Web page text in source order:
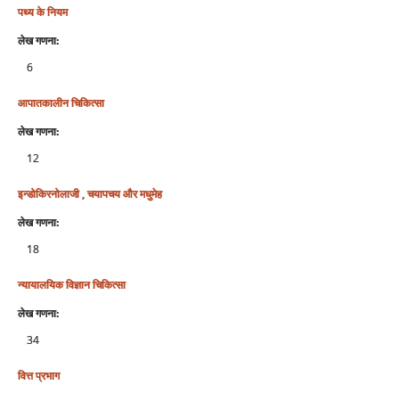
पथ्य के नियम
लेख गणना:
6
आपातकालीन चिकित्सा
लेख गणना:
12
इन्डोकिरनोलाजी , चयापचय और मधुमेह
लेख गणना:
18
न्‍यायालयिक विज्ञान चिकित्‍सा
लेख गणना:
34
वित्त प्रभाग